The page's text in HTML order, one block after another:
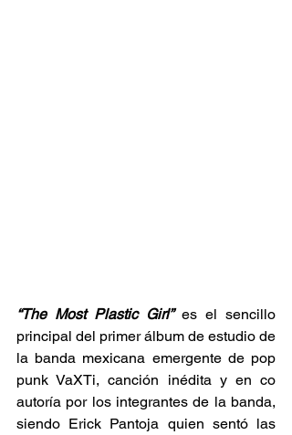
“The Most Plastic Girl” es el sencillo
principal del primer álbum de estudio de
la banda mexicana emergente de pop
punk VaXTi, canción inédita y en co
autoría por los integrantes de la banda,
siendo Erick Pantoja quien sentó las